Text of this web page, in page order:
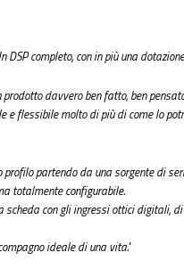
DSP completo, con in più una
davvero ben fatto, ben
flessibile molto di più di come lo
partendo da una sorgente di
totalmente configurabile.
con gli ingressi ottici
ideale di una vita."